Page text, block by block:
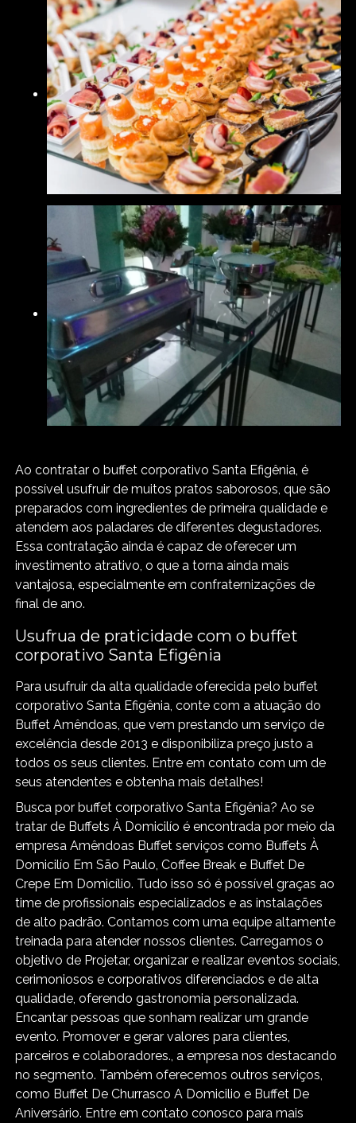
Ao contratar o buffet corporativo Santa Efigênia, é
possível usufruir de muitos pratos saborosos, que são
preparados com ingredientes de primeira qualidade e
atendem aos paladares de diferentes degustadores.
Essa contratação ainda é capaz de oferecer um
investimento atrativo, o que a torna ainda mais
vantajosa, especialmente em confraternizações de
final de ano.
Usufrua de praticidade com o buffet
corporativo Santa Efigênia
Para usufruir da alta qualidade oferecida pelo buffet
corporativo Santa Efigênia, conte com a atuação do
Buffet Amêndoas, que vem prestando um serviço de
excelência desde 2013 e disponibiliza preço justo a
todos os seus clientes. Entre em contato com um de
seus atendentes e obtenha mais detalhes!
Busca por buffet corporativo Santa Efigênia? Ao se
tratar de Buffets À Domicilío é encontrada por meio da
empresa Amêndoas Buffet serviços como Buffets À
Domicilío Em São Paulo, Coffee Break e Buffet De
Crepe Em Domicílio. Tudo isso só é possível graças ao
time de profissionais especializados e as instalações
de alto padrão. Contamos com uma equipe altamente
treinada para atender nossos clientes. Carregamos o
objetivo de Projetar, organizar e realizar eventos sociais,
cerimoniosos e corporativos diferenciados e de alta
qualidade, oferendo gastronomia personalizada.
Encantar pessoas que sonham realizar um grande
evento. Promover e gerar valores para clientes,
parceiros e colaboradores., a empresa nos destacando
no segmento. Também oferecemos outros serviços,
como Buffet De Churrasco A Domicilio e Buffet De
Aniversário. Entre em contato conosco para mais